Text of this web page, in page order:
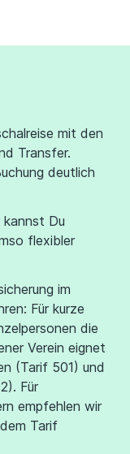
mit den
Transfer.
deutlich
Du
flexibler
im
Für kurze
die
Verein eignet
(Tarif 501) und
Für
empfehlen wir
Tarif